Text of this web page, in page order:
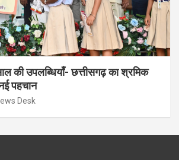
की उपलब्धियाँ- छत्तीसगढ़ का श्रमिक
पहचान
Desk